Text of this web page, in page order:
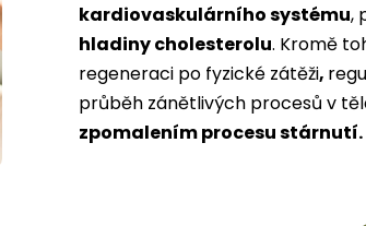
kardiovaskulárního systému,
hladiny cholesterolu. Kromě
regeneraci po fyzické zátěži,
průběh zánětlivých procesů v
zpomalením procesu stárnutí.